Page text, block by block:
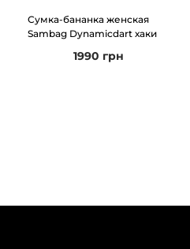
Сумка-бананка женская
Sambag Dynamicdart хаки
1990 грн